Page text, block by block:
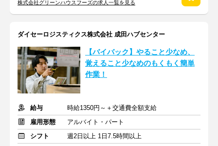
株式会社グリーンハウスフーズの求人一覧を見る
ダイセーロジスティクス株式会社 成田ハブセンター
【バイバック】やること少なめ、
覚えること少なめのもくもく簡単
作業！
給与
時給1350円～＋交通費全額支給
雇用形態
アルバイト・パート
シフト
週2日以上 1日7.5時間以上